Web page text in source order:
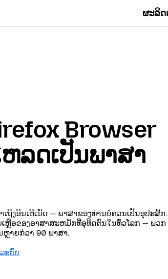
ຜະລິ
Browser
ລດເປັນພາສາ
ຖິງອິນເຕີເນັດ — ພາສາຂອງທ່ານບໍ່ຄວນເປັນອຸປະສັກ.
ຫຼືອຂອງອາສາສະຫມັກທີ່ອຸທິດຕົນໃນທົ່ວໂລກ — ພວກ
ຫຼາຍກ່ວາ 90 ພາສາ.
ະບົບ